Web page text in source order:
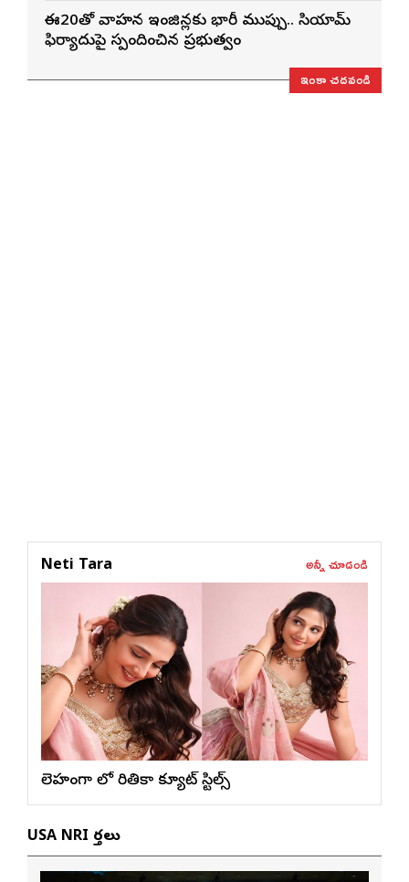
ఈ20తో వాహన ఇంజిన్లకు భారీ ముప్పు.. సియామ్
ఫిర్యాదుపై స్పందించిన ప్రభుత్వం
ఇంకా చదవండి
Neti Tara అన్నీ చూడండి
లెహంగా లో రితికా క్యూట్ స్టిల్స్
USA NRI వార్తలు